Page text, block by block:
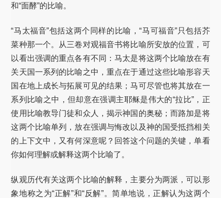
和“面酵”的比喻。
“马太福音”包括这两个同样的比喻，“马可福音”只包括芥
菜种那一个。从三卷对观福音书将比喻所安放的位置，可
以看出强调的重点各有不同：马太是将这两个比喻放在有
关天国一系列的比喻之中，重点在于通过这些比喻形容天
国在地上成长与拓展可见的结果；马可尽管也将其放在一
系列比喻之中，但却意在强调主耶稣是伟大的“拉比”，正
使用比喻教导门徒和众人，揭示神国的奥秘；而路加是将
这两个比喻单列，放在强调与悔改以及神的国受抵挡相关
的上下文中，又有何深意呢？回答这个问题的关键，单看
你如何理解或解释这两个比喻了。
纵观历代有关这两个比喻的解释，主要分为两派，可以形
象地称之为“正解”和“反解”。简单地说，正解认为这两个